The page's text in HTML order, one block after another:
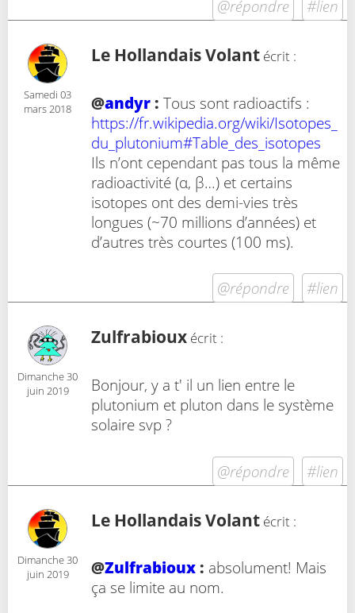
@répondre #lien
Samedi 03
mars 2018
Le Hollandais Volant écrit :
@andyr : Tous sont radioactifs :
https://fr.wikipedia.org/wiki/Isotopes_
du_plutonium#Table_des_isotopes
Ils n’ont cependant pas tous la même
radioactivité (α, β…) et certains
isotopes ont des demi-vies très
longues (~70 millions d’années) et
d’autres très courtes (100 ms).
@répondre #lien
Dimanche 30
juin 2019
Zulfrabioux écrit :
Bonjour, y a t' il un lien entre le
plutonium et pluton dans le système
solaire svp ?
@répondre #lien
Dimanche 30
juin 2019
Le Hollandais Volant écrit :
@Zulfrabioux : absolument! Mais
ça se limite au nom.